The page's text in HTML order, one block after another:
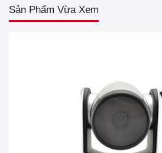
Sản Phẩm Vừa Xem